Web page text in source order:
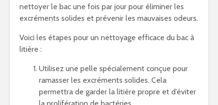
nettoyer le bac une fois par jour pour éliminer les
excréments solides et prévenir les mauvaises odeurs.
Voici les étapes pour un nettoyage efficace du bac à
litière :
Utilisez une pelle spécialement conçue pour
ramasser les excréments solides. Cela
permettra de garder la litière propre et d’éviter